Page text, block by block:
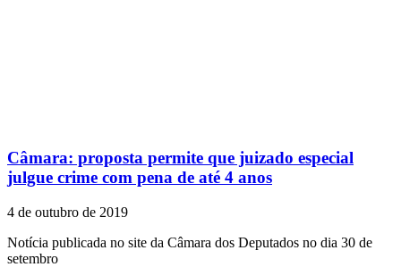
Câmara: proposta permite que juizado especial
julgue crime com pena de até 4 anos
4 de outubro de 2019
Notícia publicada no site da Câmara dos Deputados no dia 30 de
setembro